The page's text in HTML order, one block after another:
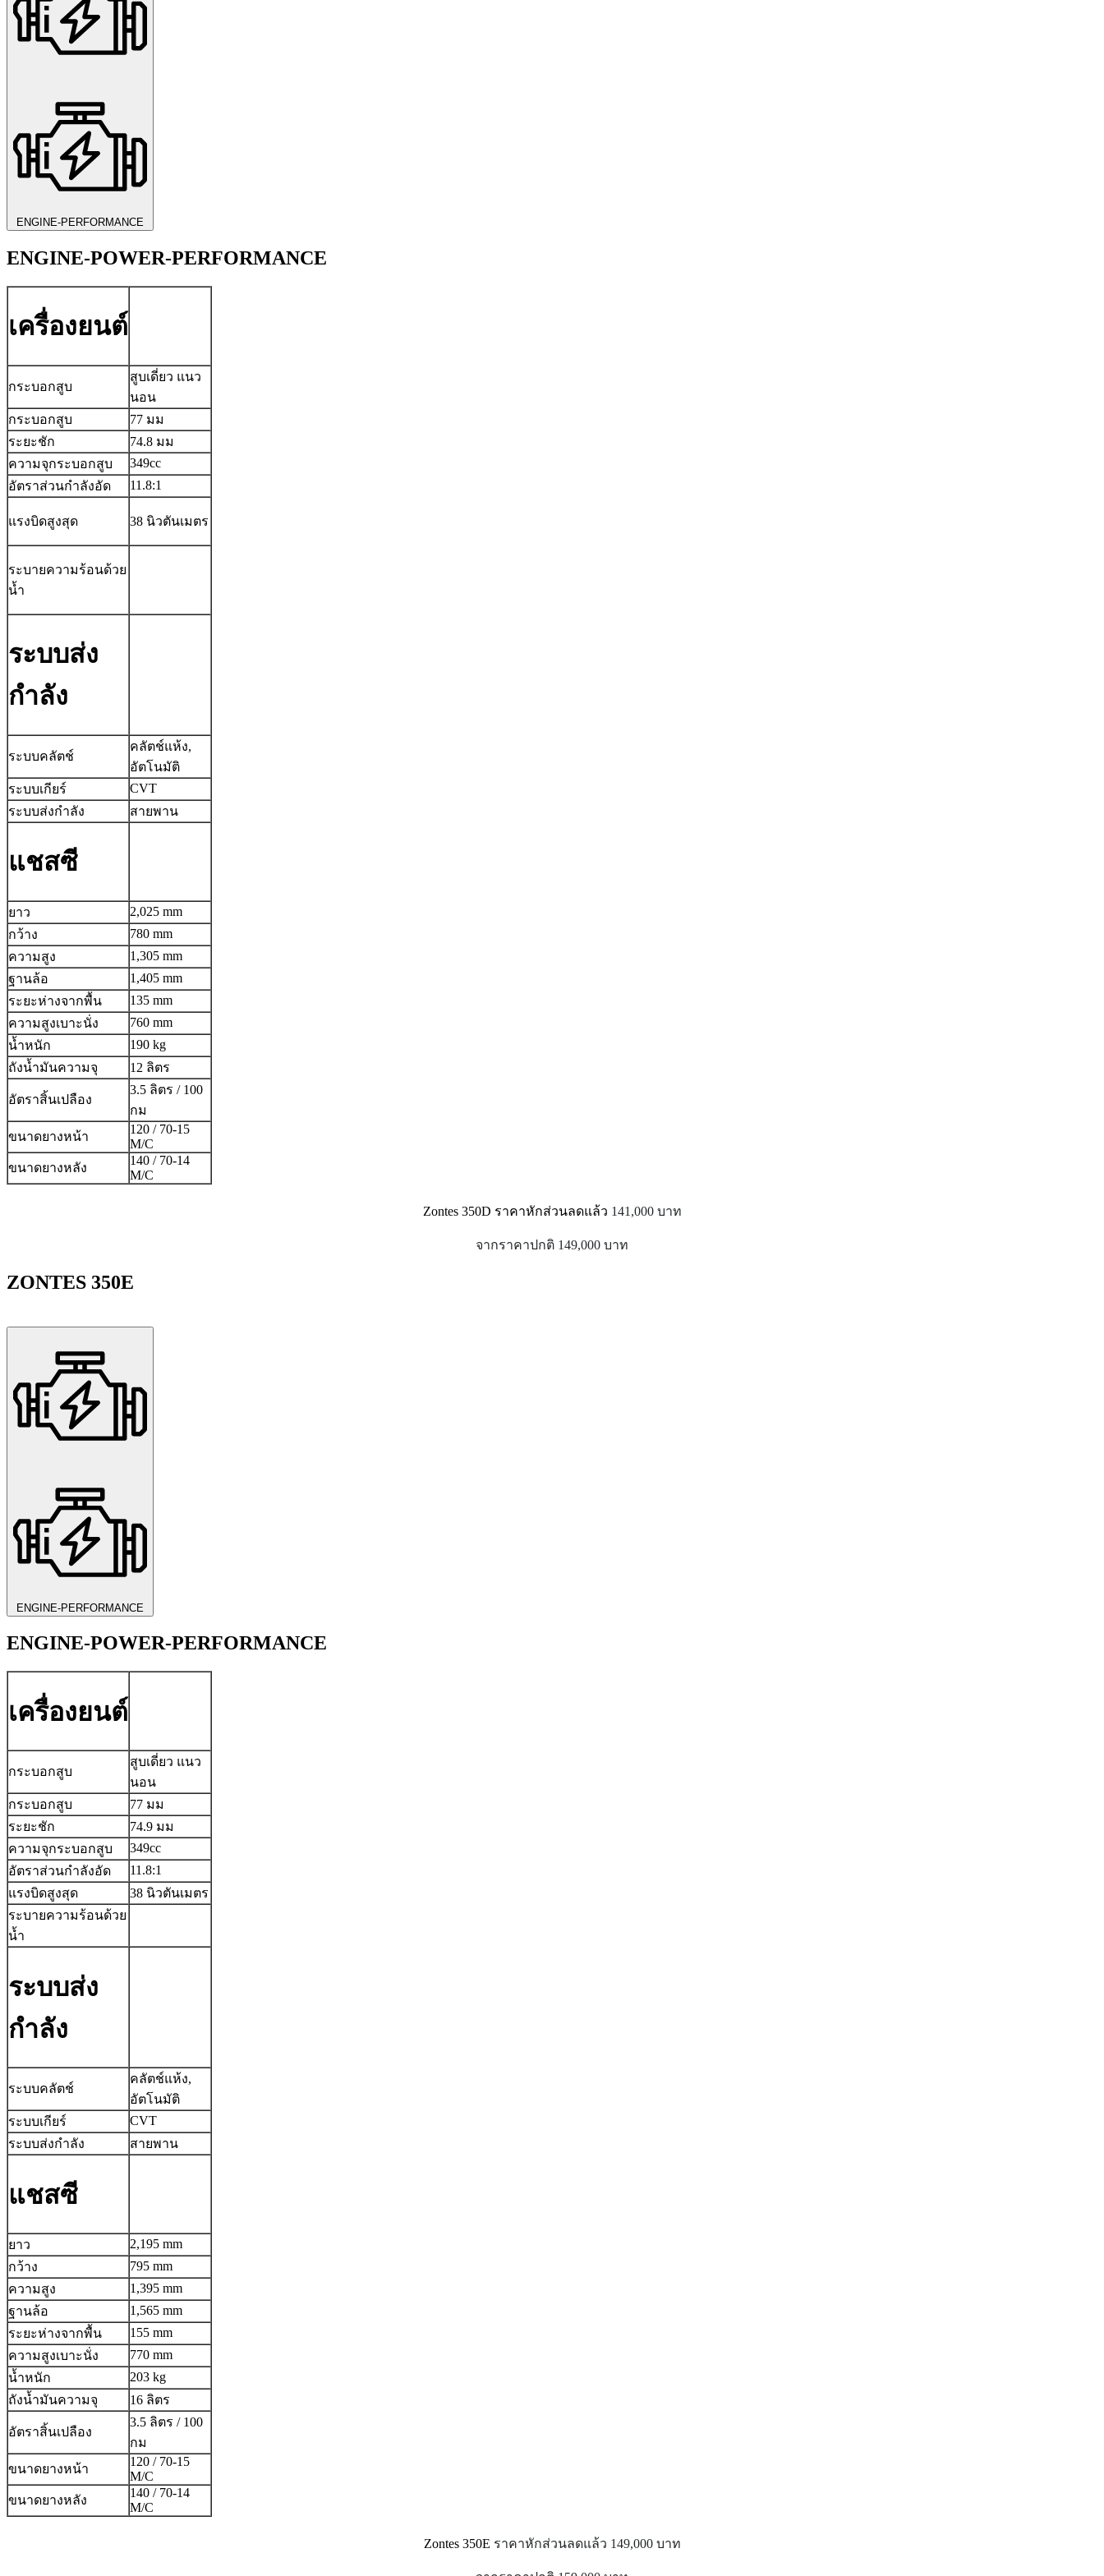
ENGINE-PERFORMANCE
ENGINE-POWER-PERFORMANCE
เครื่องยนต์
กระบอกสูบ
สูบเดี่ยว แนว
นอน
กระบอกสูบ
77 มม
ระยะชัก
74.8 มม
ความจุกระบอกสูบ
349cc
อัตราส่วนกำลังอัด
11.8:1
แรงบิดสูงสุด 38 นิวตันเมตร
ระบายความร้อนด้วย
น้ำ
ระบบส่ง
กำลัง
ระบบคลัตช์
คลัตช์แห้ง,
อัตโนมัติ
ระบบเกียร์
CVT
ระบบส่งกําลัง
สายพาน
แชสซี
ยาว
2,025 mm
กว้าง
780 mm
ความสูง
1,305 mm
ฐานล้อ
1,405 mm
ระยะห่างจากพื้น
135 mm
ความสูงเบาะนั่ง
760 mm
น้ำหนัก
190 kg
ถังน้ำมันความจุ
12 ลิตร
อัตราสิ้นเปลือง
3.5 ลิตร / 100
กม
ขนาดยางหน้า
120 / 70-15
M/C
ขนาดยางหลัง
140 / 70-14
M/C
Zontes 350D ราคาหักส่วนลดแล้ว 141,000 บาท
จากราคาปกติ 149,000 บาท
ZONTES 350E
ENGINE-PERFORMANCE
ENGINE-POWER-PERFORMANCE
เครื่องยนต์
กระบอกสูบ
สูบเดี่ยว แนว
นอน
กระบอกสูบ
77 มม
ระยะชัก
74.9 มม
ความจุกระบอกสูบ
349cc
อัตราส่วนกำลังอัด
11.8:1
แรงบิดสูงสุด
38 นิวตันเมตร
ระบายความร้อนด้วย
น้ำ
ระบบส่ง
กำลัง
ระบบคลัตช์
คลัตช์แห้ง,
อัตโนมัติ
ระบบเกียร์
CVT
ระบบส่งกําลัง
สายพาน
แชสซี
ยาว
2,195 mm
กว้าง
795 mm
ความสูง
1,395 mm
ฐานล้อ
1,565 mm
ระยะห่างจากพื้น
155 mm
ความสูงเบาะนั่ง
770 mm
น้ำหนัก
203 kg
ถังน้ำมันความจุ
16 ลิตร
อัตราสิ้นเปลือง
3.5 ลิตร / 100
กม
ขนาดยางหน้า
120 / 70-15
M/C
ขนาดยางหลัง
140 / 70-14
M/C
Zontes 350E ราคาหักส่วนลดแล้ว 149,000 บาท